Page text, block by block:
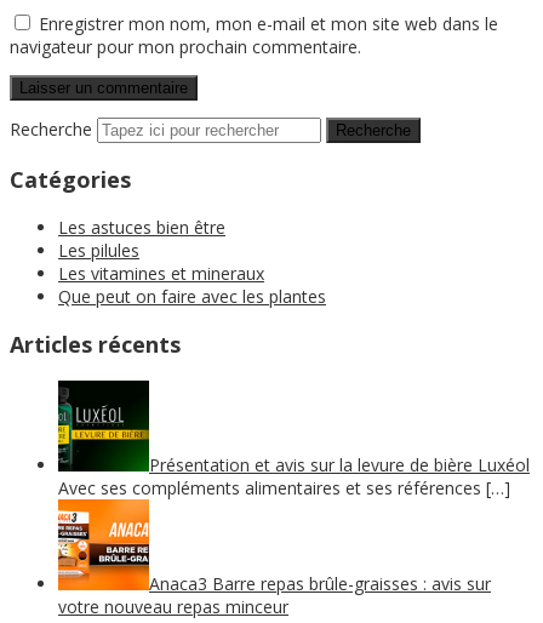
Enregistrer mon nom, mon e-mail et mon site web dans le
navigateur pour mon prochain commentaire.
Recherche
Catégories
Les astuces bien être
Les pilules
Les vitamines et mineraux
Que peut on faire avec les plantes
Articles récents
Présentation et avis sur la levure de bière Luxéol
Avec ses compléments alimentaires et ses références […]
Anaca3 Barre repas brûle-graisses : avis sur
votre nouveau repas minceur